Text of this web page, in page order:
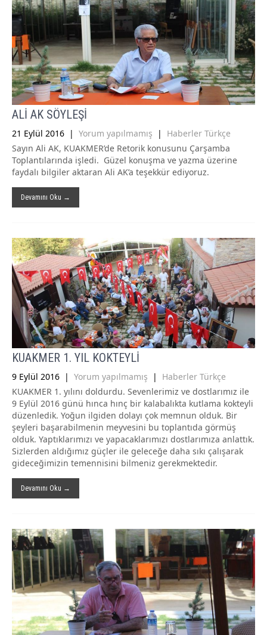
ALİ AK SÖYLEŞİ
21 Eylül 2016 | Yorum yapılmamış | Haberler Türkçe
Sayın Ali AK, KUAKMER’de Retorik konusunu Çarşamba
Toplantılarında işledi. Güzel konuşma ve yazma üzerine
faydalı bilgiler aktaran Ali AK’a teşekkür ediyoruz.
Devamını Oku →
KUAKMER 1. YIL KOKTEYLİ
9 Eylül 2016 | Yorum yapılmamış | Haberler Türkçe
KUAKMER 1. yılını doldurdu. Sevenlerimiz ve dostlarımız ile
9 Eylül 2016 günü hınca hınç bir kalabalıkta kutlama kokteyli
düzenledik. Yoğun ilgiden dolayı çok memnun olduk. Bir
şeyleri başarabilmenin meyvesini bu toplantıda görmüş
olduk. Yaptıklarımızı ve yapacaklarımızı dostlarımıza anlattık.
Sizlerden aldığımız güçler ile geleceğe daha sıkı çalışarak
gideceğimizin temennisini bilmeniz gerekmektedir.
Devamını Oku →